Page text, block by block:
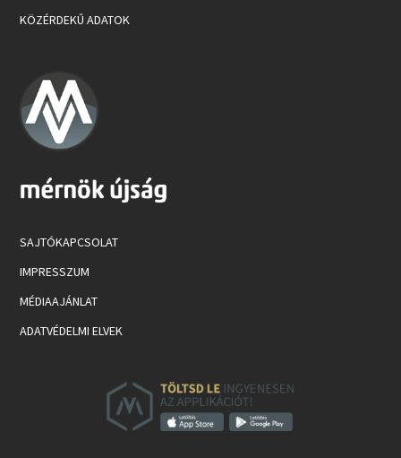
KÖZÉRDEKŰ ADATOK
SAJTÓKAPCSOLAT
IMPRESSZUM
MÉDIAAJÁNLAT
ADATVÉDELMI ELVEK